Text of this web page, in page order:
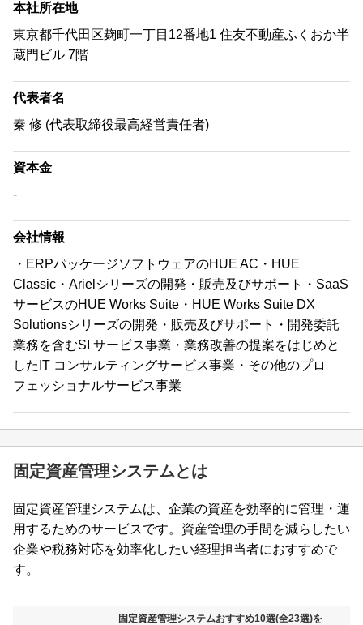
本社所在地
東京都千代田区麹町一丁目12番地1 住友不動産ふくおか半
蔵門ビル 7階
代表者名
秦 修 (代表取締役最高経営責任者)
資本金
-
会社情報
・ERPパッケージソフトウェアのHUE AC・HUE
Classic・Arielシリーズの開発・販売及びサポート・SaaS
サービスのHUE Works Suite・HUE Works Suite DX
Solutionsシリーズの開発・販売及びサポート・開発委託
業務を含むSI サービス事業・業務改善の提案をはじめと
したIT コンサルティングサービス事業・その他のプロ
フェッショナルサービス事業
固定資産管理システムとは
固定資産管理システムは、企業の資産を効率的に管理・運
用するためのサービスです。資産管理の手間を減らしたい
企業や税務対応を効率化したい経理担当者におすすめで
す。
固定資産管理システムおすすめ10選(全23選)を